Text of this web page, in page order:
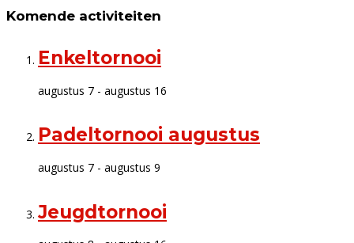
Komende activiteiten
Enkeltornooi
augustus 7 - augustus 16
Padeltornooi augustus
augustus 7 - augustus 9
Jeugdtornooi